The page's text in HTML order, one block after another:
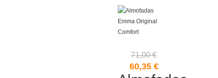
71,00€
O60,35 €